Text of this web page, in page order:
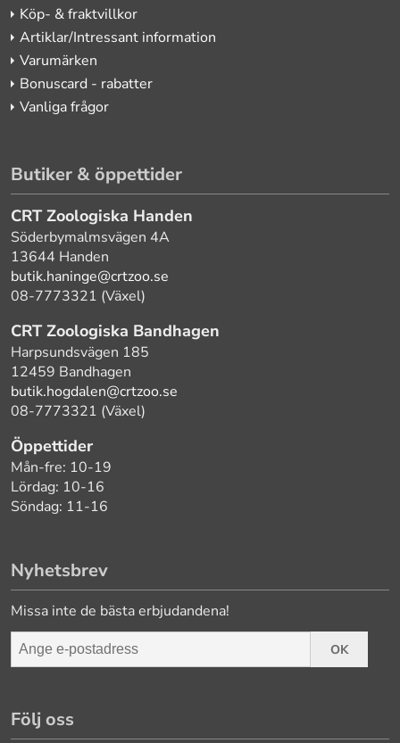
Köp- & fraktvillkor
Artiklar/Intressant information
Varumärken
Bonuscard - rabatter
Vanliga frågor
Butiker & öppettider
CRT Zoologiska Handen
Söderbymalmsvägen 4A
13644 Handen
butik.haninge@crtzoo.se
08-7773321 (Växel)
CRT Zoologiska Bandhagen
Harpsundsvägen 185
12459 Bandhagen
butik.hogdalen@crtzoo.se
08-7773321 (Växel)
Öppettider
Mån-fre: 10-19
Lördag: 10-16
Söndag: 11-16
Nyhetsbrev
Missa inte de bästa erbjudandena!
OK
Följ oss